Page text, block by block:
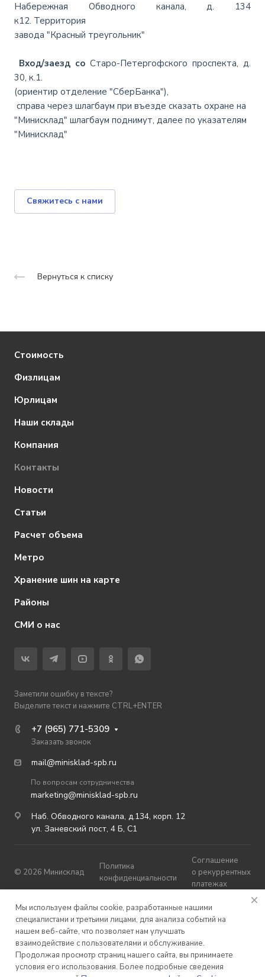
Набережная Обводного канала, д. 134
к12. Территория
завода "Красный треугольник"
Вход/заезд со Старо-Петергофского проспекта, д.
30, к.1.
(ориентир отделение "СберБанка"),
справа через шлагбаум при въезде сказать охране на
"Минисклад" шлагбаум поднимут, далее по указателям
"Минисклад"
Свяжитесь с нами
Вернуться к списку
Стоимость
Физлицам
Юрлицам
Наши склады
Компания
Контакты
Новости
Статьи
Расчет объема
Метро
Хранение шин на карте
Районы
СМИ о нас
Заметили ошибку в тексте?
Выделите текст и нажмите CTRL+ENTER
+7 (965) 771-5309
Заказать звонок
По вопросам сотрудничества
marketing@minisklad-spb.ru
mail@minisklad-spb.ru
Наб. Обводного канала, д.134, корп. 12
ул. Заневский пост, 4 Б, С1
© 2026 Минисклад
Политика
конфиденциальности
Соглашение
о рекуррентных
платежах
Публичная
оферта
Карта сайта
Мы используем файлы cookie, разработанные нашими
специалистами и третьими лицами, для анализа событий на
нашем веб-сайте, что позволяет нам улучшать
взаимодействие с пользователями и обслуживание.
Продолжая просмотр страниц нашего сайта, вы принимаете
условия его использования. Более подробные сведения